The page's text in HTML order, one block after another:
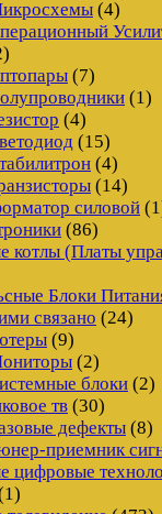
(4)
(7)
(1)
(4)
(15)
(4)
(14)
силовой
(86)
котлы (Платы
Блоки
связано (24)
(9)
(2)
блоки (2)
тв (30)
дефекты (8)
приемник
цифровые